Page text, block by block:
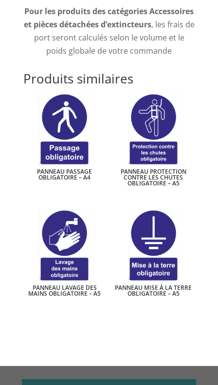
Pour les produits des catégories Accessoires
et pièces détachées d’extincteurs, les frais de
port seront calculés selon le volume et le
poids globale de votre commande
Produits similaires
PANNEAU PASSAGE
OBLIGATOIRE – A4
PANNEAU PROTECTION
CONTRE LES CHUTES
OBLIGATOIRE – A5
PANNEAU LAVAGE DES
MAINS OBLIGATOIRE – A5
PANNEAU MISE À LA TERRE
OBLIGATOIRE – A5